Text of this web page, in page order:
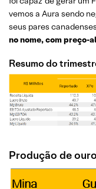
vemos a Aura sendo
seus pares
no nome, com preço-
Resumo do
Produção de